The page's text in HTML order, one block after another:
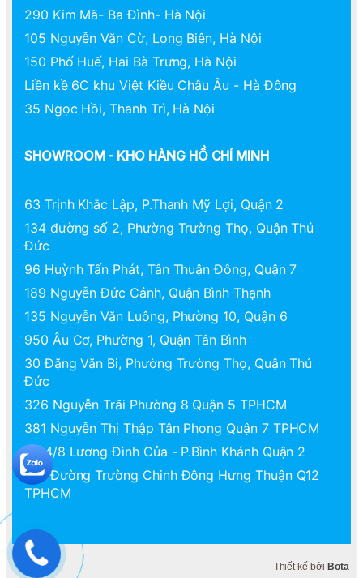
290 Kim Mã- Ba Đình- Hà Nội
105 Nguyễn Văn Cừ, Long Biên, Hà Nội
150 Phố Huế, Hai Bà Trưng, Hà Nội
Liền kề 6C khu Việt Kiều Châu Âu - Hà Đông
35 Ngọc Hồi, Thanh Trì, Hà Nội
SHOWROOM - KHO HÀNG HỒ CHÍ MINH
63 Trịnh Khắc Lập, P.Thanh Mỹ Lợi, Quận 2
134 đường số 2, Phường Trường Thọ, Quận Thủ
Đức
96 Huỳnh Tấn Phát, Tân Thuận Đông, Quận 7
189 Nguyễn Đức Cảnh, Quận Bình Thạnh
135 Nguyễn Văn Luông, Phường 10, Quận 6
950 Âu Cơ, Phường 1, Quận Tân Bình
30 Đặng Văn Bi, Phường Trường Thọ, Quận Thủ
Đức
326 Nguyễn Trãi Phường 8 Quận 5 TPHCM
381 Nguyễn Thị Thập Tân Phong Quận 7 TPHCM
Số 4/8 Lương Đình Của - P.Bình Khánh Quận 2
125 Đường Trường Chinh Đông Hưng Thuận Q12
TPHCM
Thiết kế bởi Bota